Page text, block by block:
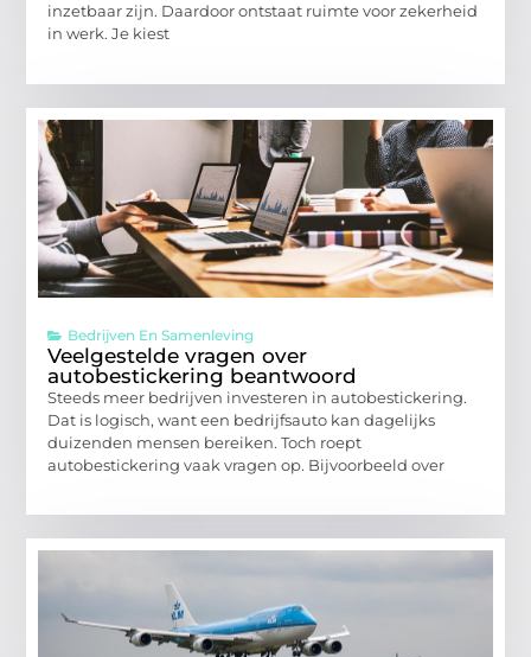
inzetbaar zijn. Daardoor ontstaat ruimte voor zekerheid
in werk. Je kiest
Bedrijven En Samenleving
Veelgestelde vragen over
autobestickering beantwoord
Steeds meer bedrijven investeren in autobestickering.
Dat is logisch, want een bedrijfsauto kan dagelijks
duizenden mensen bereiken. Toch roept
autobestickering vaak vragen op. Bijvoorbeeld over